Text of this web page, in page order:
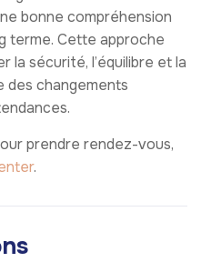
bonne compréhension
terme. Cette approche
la sécurité, l’équilibre et la
des changements
prendre rendez-vous,
.